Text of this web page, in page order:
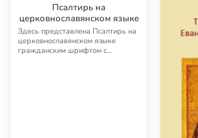
Псалтирь на
церковнославянском языке
Здесь представлена Псалтирь на
церковнославянском языке
гражданским шрифтом с